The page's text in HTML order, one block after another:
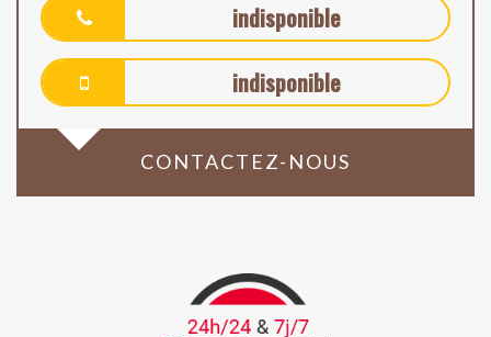
indisponible
indisponible
CONTACTEZ-NOUS